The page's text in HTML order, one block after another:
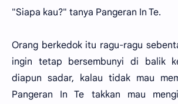
"Siapa kau?" tanya Pangeran In Te.
Orang berkedok itu ragu-ragu
ingin tetap bersembunyi di balik
diapun sadar, kalau tidak mau
Pangeran In Te takkan mau